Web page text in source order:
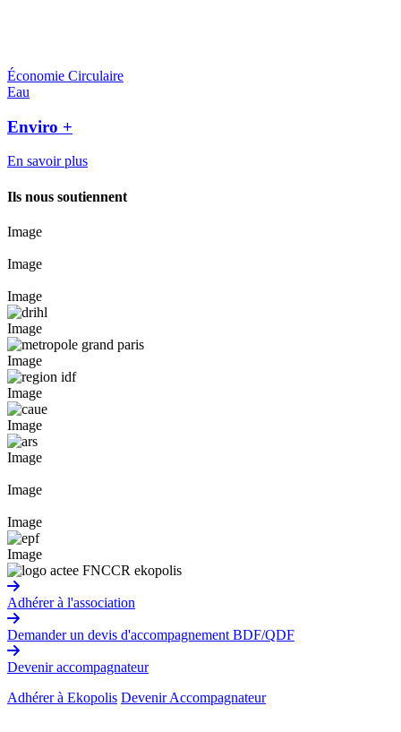
Économie Circulaire
Eau
Enviro +
En savoir plus
Ils nous soutiennent
Image
Image
Image
Image
Image
Image
Image
Image
Image
Image
Image
Adhérer à l'association
Demander un devis d'accompagnement BDF/QDF
Devenir accompagnateur
Adhérer à Ekopolis Devenir Accompagnateur